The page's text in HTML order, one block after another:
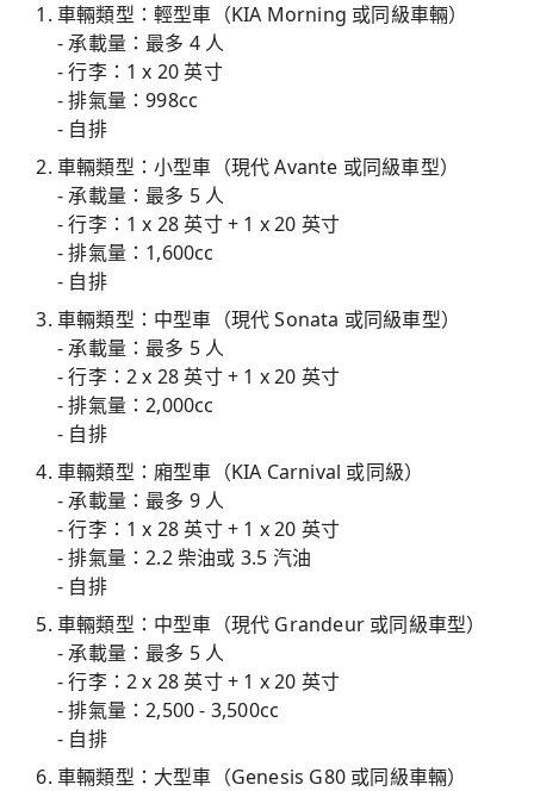
車輛類型：輕型車（KIA Morning 或同級車輛）
- 承載量：最多 4 人
- 行李：1 x 20 英寸
- 排氣量：998cc
- 自排
車輛類型：小型車（現代 Avante 或同級車型）
- 承載量：最多 5 人
- 行李：1 x 28 英寸 + 1 x 20 英寸
- 排氣量：1,600cc
- 自排
車輛類型：中型車（現代 Sonata 或同級車型）
- 承載量：最多 5 人
- 行李：2 x 28 英寸 + 1 x 20 英寸
- 排氣量：2,000cc
- 自排
車輛類型：廂型車（KIA Carnival 或同級）
- 承載量：最多 9 人
- 行李：1 x 28 英寸 + 1 x 20 英寸
- 排氣量：2.2 柴油或 3.5 汽油
- 自排
車輛類型：中型車（現代 Grandeur 或同級車型）
- 承載量：最多 5 人
- 行李：2 x 28 英寸 + 1 x 20 英寸
- 排氣量：2,500 - 3,500cc
- 自排
車輛類型：大型車（Genesis G80 或同級車輛）